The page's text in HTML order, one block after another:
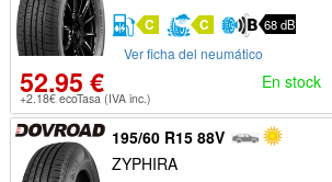
C C 68 dB
Ver ficha del neumático
52.95 €
+2.18€ ecoTasa (IVA inc.)
En stock
195/60 R15 88V
ZYPHIRA